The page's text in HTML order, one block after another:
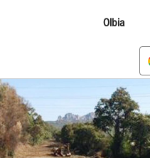
Olbia